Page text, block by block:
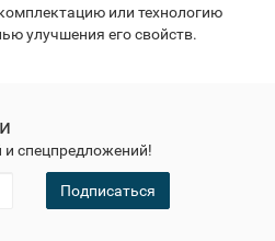
или технологию
улучшения его свойств.
и спецпредложений!
Подписаться